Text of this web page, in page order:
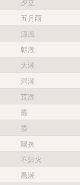
夕立
五月雨
涼風
朝潮
大潮
満潮
荒潮
霰
霞
陽炎
不知火
黒潮